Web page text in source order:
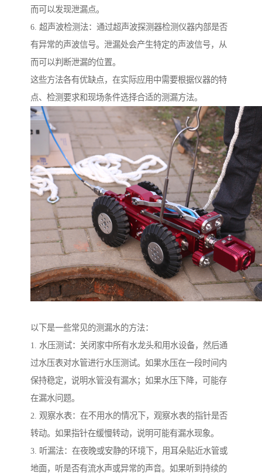
而可以发现泄漏点。
6. 超声波检测法：通过超声波探测器检测仪器内部是否
有异常的声波信号。泄漏处会产生特定的声波信号，从
而可以判断泄漏的位置。
这些方法各有优缺点，在实际应用中需要根据仪器的特
点、检测要求和现场条件选择合适的测漏方法。
以下是一些常见的测漏水的方法：
1. 水压测试：关闭家中所有水龙头和用水设备，然后通
过水压表对水管进行水压测试。如果水压在一段时间内
保持稳定，说明水管没有漏水；如果水压下降，可能存
在漏水问题。
2. 观察水表：在不用水的情况下，观察水表的指针是否
转动。如果指针在缓慢转动，说明可能有漏水现象。
3. 听漏法：在夜晚或安静的环境下，用耳朵贴近水管或
地面，听是否有流水声或异常的声音。如果听到持续的